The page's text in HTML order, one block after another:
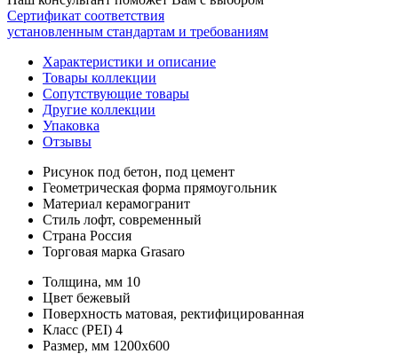
Сертификат соответствия
установленным стандартам и требованиям
Характеристики и описание
Товары коллекции
Сопутствующие товары
Другие коллекции
Упаковка
Отзывы
Рисунок под бетон, под цемент
Геометрическая форма прямоугольник
Материал керамогранит
Стиль лофт, современный
Страна Россия
Торговая марка Grasaro
Толщина, мм 10
Цвет бежевый
Поверхность матовая, ректифицированная
Класс (PEI) 4
Размер, мм 1200x600